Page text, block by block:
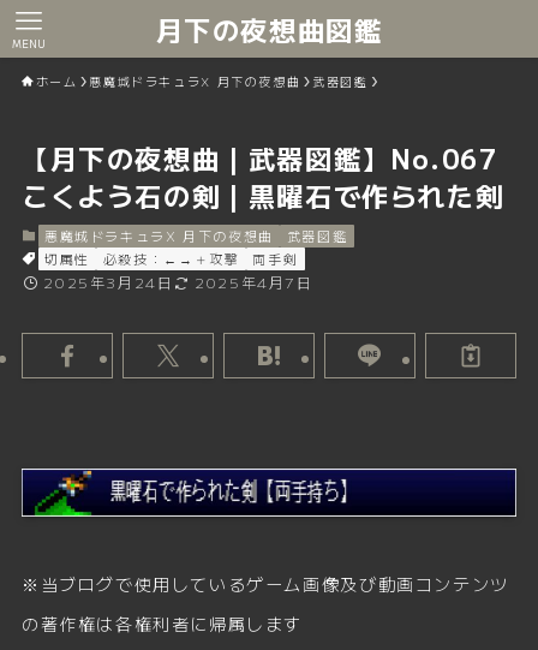
月下の夜想曲図鑑
MENU
ホーム 悪魔城ドラキュラX 月下の夜想曲 武器図鑑
【月下の夜想曲｜武器図鑑】No.067
こくよう石の剣｜黒曜石で作られた剣
悪魔城ドラキュラX 月下の夜想曲
武器図鑑
切属性
必殺技：←→＋攻撃 両手剣
2025年3月24日 2025年4月7日
※当ブログで使用しているゲーム画像及び動画コンテンツ
の著作権は各権利者に帰属します